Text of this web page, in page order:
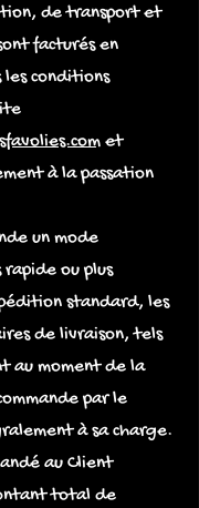
de transport et
facturés en
les conditions
et
à la passation
un mode
ou plus
standard, les
de livraison, tels
au moment de la
par le
à sa charge.
au Client
total de